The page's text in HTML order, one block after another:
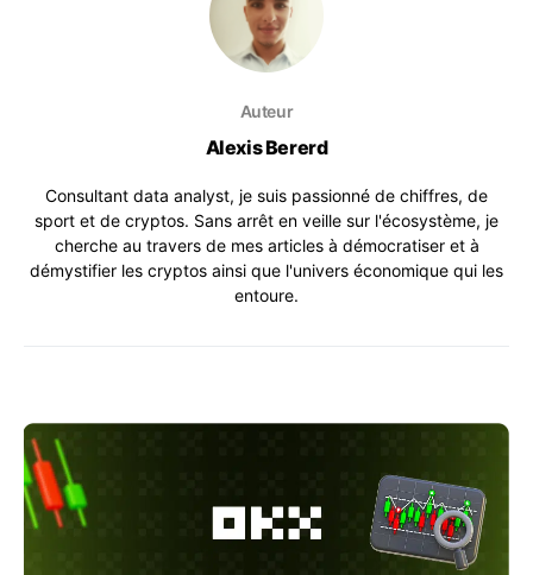
Auteur
Alexis Bererd
Consultant data analyst, je suis passionné de chiffres, de
sport et de cryptos. Sans arrêt en veille sur l'écosystème, je
cherche au travers de mes articles à démocratiser et à
démystifier les cryptos ainsi que l'univers économique qui les
entoure.